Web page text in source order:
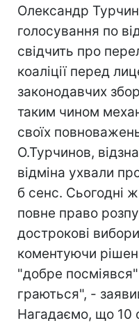
Олександр
голосування по
свідчить про
коаліції перед
законодавчих
таким чином
своїх
О.Турчинов,
відміна ухвали
б сенс. Сьогодні
повне право
дострокові
коментуючи
"добре
граються", -
Нагадаємо, що 10